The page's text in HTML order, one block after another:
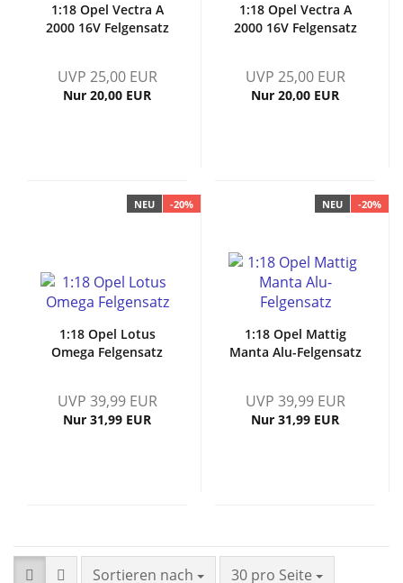
1:18 Opel Vectra A
2000 16V Felgensatz
UVP 25,00 EUR
Nur 20,00 EUR
1:18 Opel Vectra A
2000 16V Felgensatz
UVP 25,00 EUR
Nur 20,00 EUR
NEU -20%
1:18 Opel Lotus
Omega Felgensatz
UVP 39,99 EUR
Nur 31,99 EUR
NEU -20%
1:18 Opel Mattig
Manta Alu-Felgensatz
UVP 39,99 EUR
Nur 31,99 EUR
Sortieren nach 30 pro Seite